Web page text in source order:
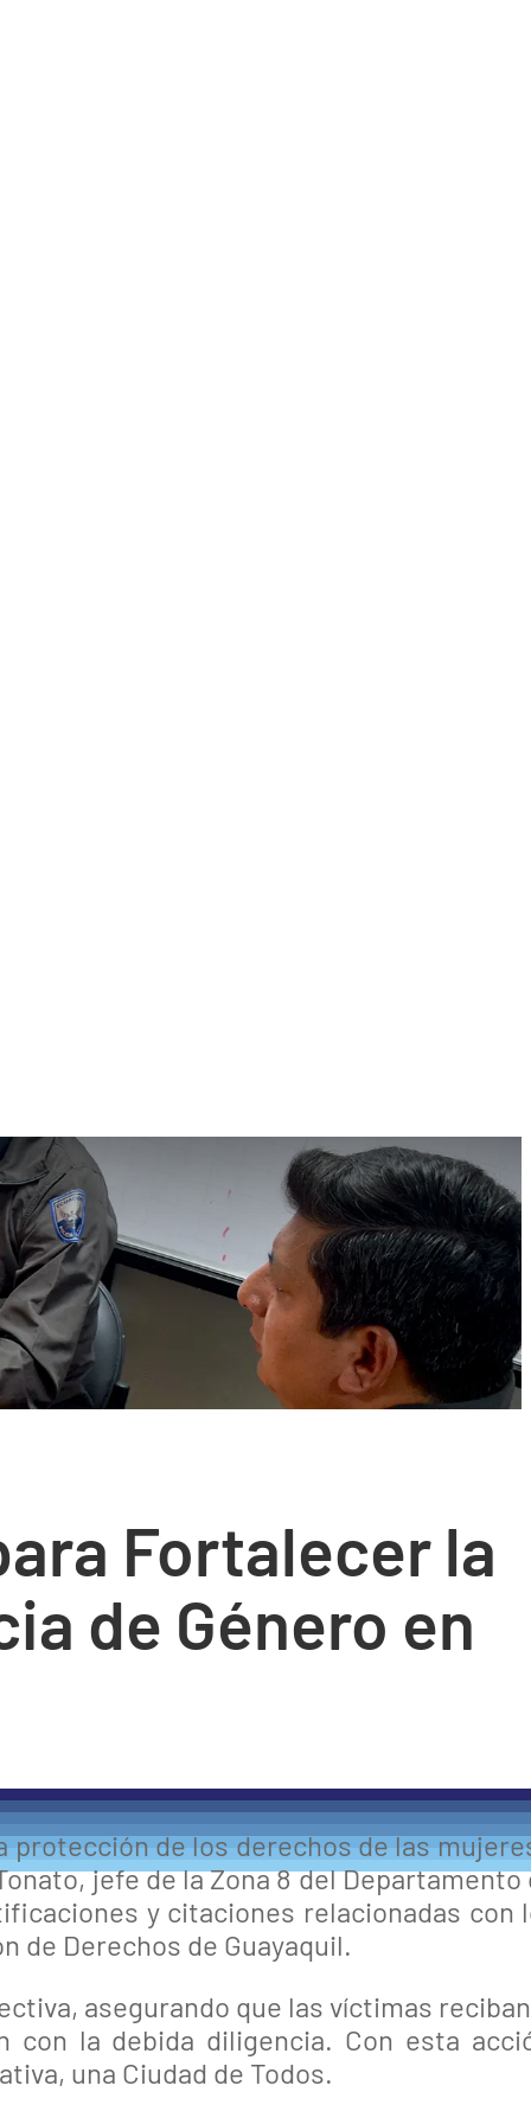
Fortalecer la
de Género en
de los derechos de las
jefe de la Zona 8 del Departamento
y citaciones relacionadas con
de Derechos de Guayaquil.
asegurando que las víctimas
con la debida diligencia. Con esta
una Ciudad de Todos.